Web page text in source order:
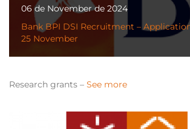
06 de November de 2024
Bank BPI DSI Recruitment –
25 November
Research grants – See more